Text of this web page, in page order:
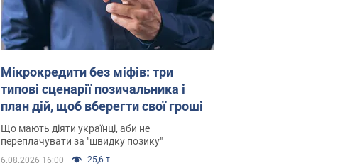
Мікрокредити без міфів: три
типові сценарії позичальника і
план дій, щоб вберегти свої гроші
Що мають діяти українці, аби не
переплачувати за "швидку позику"
6.08.2026 16:00 25,6 т.